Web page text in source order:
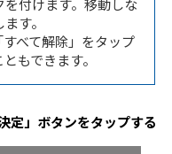
付けます。移動しな
す。
すべて解除」をタップ
もできます。
定」ボタンをタップする